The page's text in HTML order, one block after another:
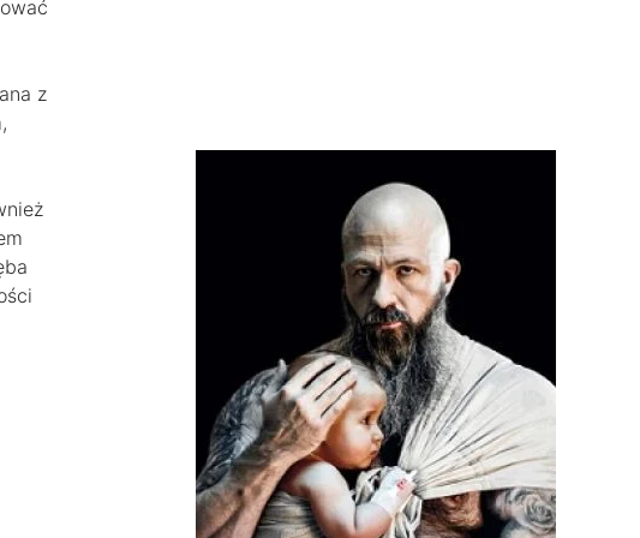
z